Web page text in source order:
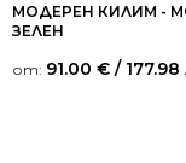
МОДЕРЕН КИЛИМ -
ЗЕЛЕН
от: 91.00 € / 177.98